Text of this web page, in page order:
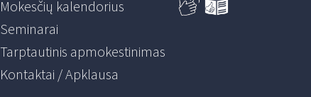
Mokesčių kalendorius
Seminarai
Tarptautinis apmokestinimas
Kontaktai / Apklausa